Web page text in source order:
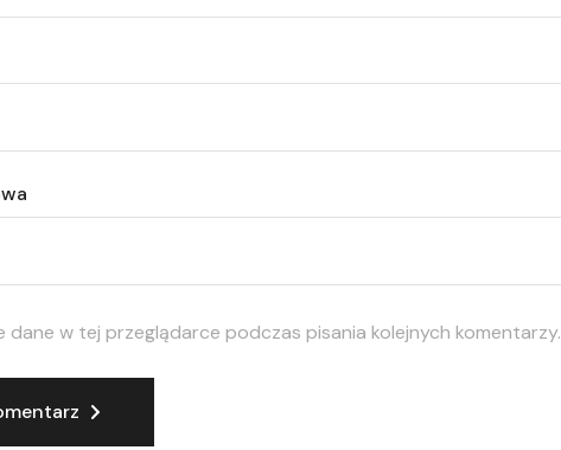
dane w tej przeglądarce podczas pisania kolejnych komentarzy.